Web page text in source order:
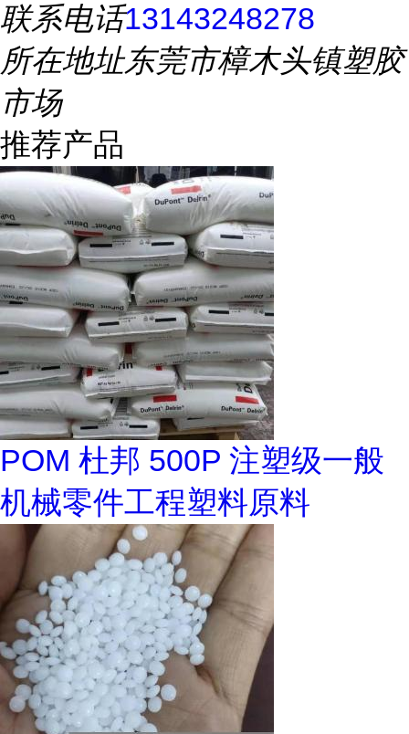
联系电话13143248278
所在地址东莞市樟木头镇塑胶
市场
推荐产品
POM 杜邦 500P 注塑级一般
机械零件工程塑料原料